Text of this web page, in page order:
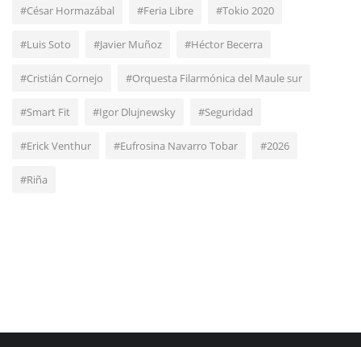
#César Hormazábal #Feria Libre #Tokio 2020
#Luis Soto #Javier Muñoz #Héctor Becerra
#Cristián Cornejo #Orquesta Filarmónica del Maule sur
#Smart Fit #Igor Dlujnewsky #Seguridad
#Erick Venthur #Eufrosina Navarro Tobar #2026
#Riña